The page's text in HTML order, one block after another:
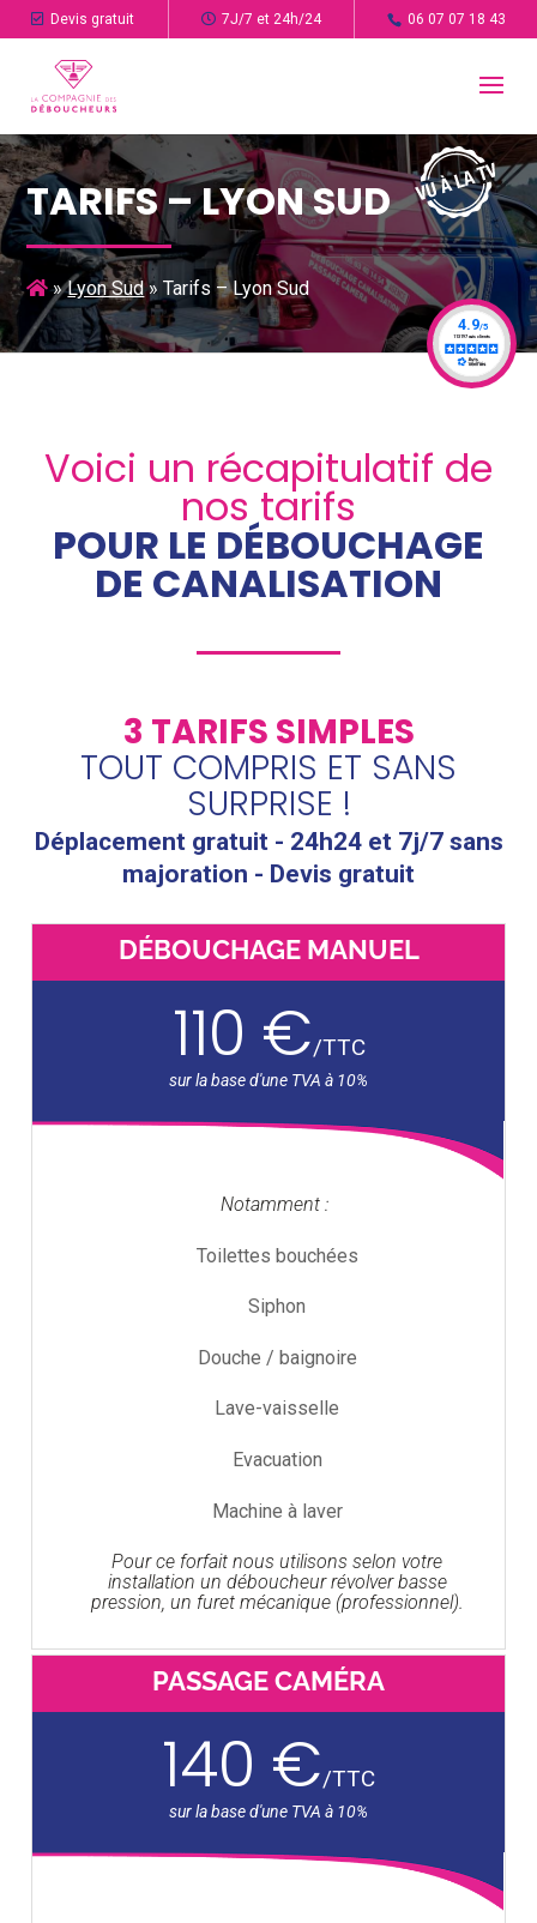
Devis gratuit 7J/7 et 24h/24 06 07 07 18 43
TARIFS – LYON SUD
»Lyon Sud»Tarifs – Lyon Sud
Voici un récapitulatif de
nos tarifs
POUR LE DÉBOUCHAGE
DE CANALISATION
3 TARIFS SIMPLES
TOUT COMPRIS ET SANS
SURPRISE !
Déplacement gratuit - 24h24 et 7j/7 sans
majoration - Devis gratuit
DÉBOUCHAGE MANUEL
110 €/TTC
Notamment :
Toilettes bouchées
Siphon
Douche / baignoire
Lave-vaisselle
Evacuation
Machine à laver
Pour ce forfait nous utilisons selon votre
installation un déboucheur révolver basse
pression, un furet mécanique (professionnel).
PASSAGE CAMÉRA
140 €/TTC